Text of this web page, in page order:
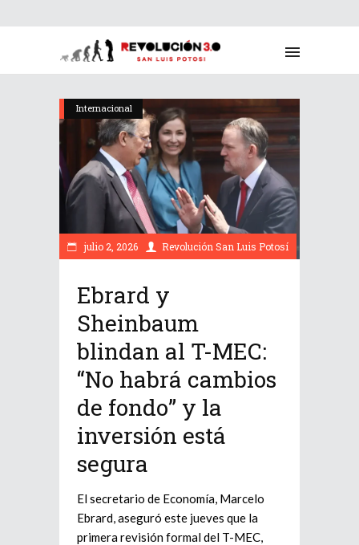
Internacional
julio 2, 2026 Revolución San Luis Potosí
Ebrard y
Sheinbaum
blindan al T-MEC:
“No habrá cambios
de fondo” y la
inversión está
segura
El secretario de Economía, Marcelo
Ebrard, aseguró este jueves que la
primera revisión formal del T-MEC,